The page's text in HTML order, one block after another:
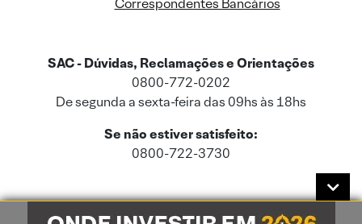
Correspondentes Bancários
SAC - Dúvidas, Reclamações e Orientações
0800-772-0202
De segunda a sexta-feira das 09hs às 18hs
Se não estiver satisfeito:
0800-722-3730
Este site usa cookies e dados pessoais de acordo com a nossaPolítica de